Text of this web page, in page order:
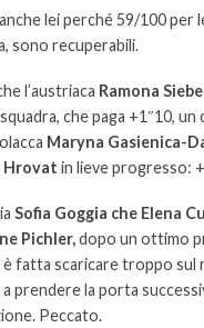
lei perché 59/100 per
sono recuperabili.
l’austriaca Ramona
che paga +1″10, un
Maryna Gasienica-
Hrovat in lieve progresso:
Sofia Goggia che Elena
Pichler,dopo un ottimo
fatta scaricare troppo sul
prendere la porta
Peccato.